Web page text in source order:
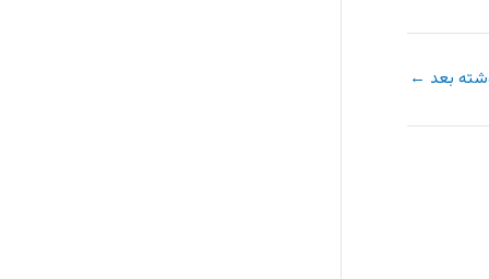
بعد ←